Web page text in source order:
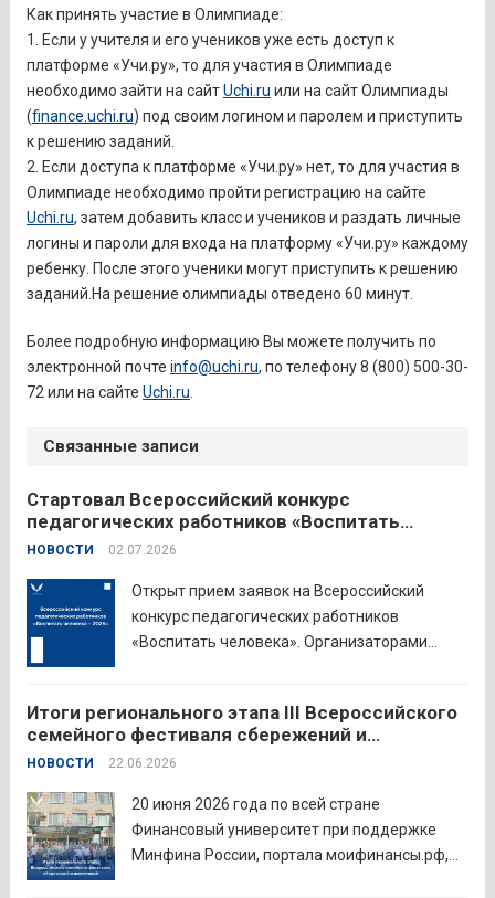
Как принять участие в Олимпиаде:
1. Если у учителя и его учеников уже есть доступ к
платформе «Учи.ру», то для участия в Олимпиаде
необходимо зайти на сайтUchi.ru или на сайт Олимпиады
(finance.uchi.ru) под своим логином и паролем и приступить
к решению заданий.
2. Если доступа к платформе «Учи.ру» нет, то для участия в
Олимпиаде необходимо пройти регистрацию на сайте
Uchi.ru, затем добавить класс и учеников и раздать личные
логины и пароли для входа на платформу «Учи.ру» каждому
ребенку. После этого ученики могут приступить к решению
заданий.На решение олимпиады отведено 60 минут.
Более подробную информацию Вы можете получить по
электронной почте info@uchi.ru, по телефону 8 (800) 500-30-
72 или на сайте Uchi.ru
Связанные записи
Стартовал Всероссийский конкурс
педагогических работников «Воспитать
человека – 2026»
НОВОСТИ 02.07.2026
Открыт прием заявок на Всероссийский
конкурс педагогических работников
«Воспитать человека». Организаторами
Институт изучения детства, семьи и
воспитания и Российский детско-юношеский
центр. Прием заявок пройдет до 26 июля
включительно. Участниками конкурса могут
стать педагоги детских...
Итоги регионального этапа III Всероссийского
семейного фестиваля сбережений и
инвестиций
НОВОСТИ 22.06.2026
20 июня 2026 года по всей стране
Финансовый университет при поддержке
Минфина России, портала моифинансы.рф,